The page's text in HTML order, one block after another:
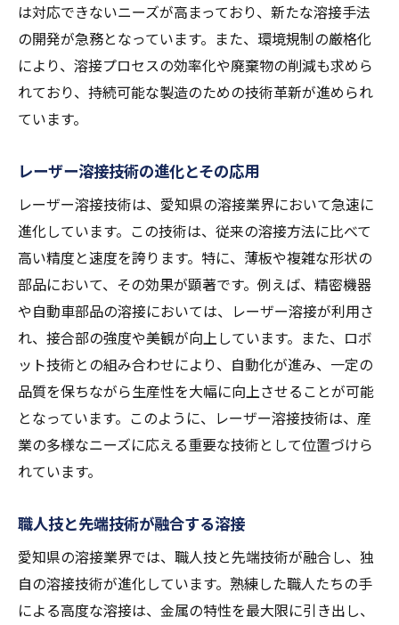
は対応できないニーズが高まっており、新たな溶接手法
の開発が急務となっています。また、環境規制の厳格化
により、溶接プロセスの効率化や廃棄物の削減も求めら
れており、持続可能な製造のための技術革新が進められ
ています。
レーザー溶接技術の進化とその応用
レーザー溶接技術は、愛知県の溶接業界において急速に
進化しています。この技術は、従来の溶接方法に比べて
高い精度と速度を誇ります。特に、薄板や複雑な形状の
部品において、その効果が顕著です。例えば、精密機器
や自動車部品の溶接においては、レーザー溶接が利用さ
れ、接合部の強度や美観が向上しています。また、ロボ
ット技術との組み合わせにより、自動化が進み、一定の
品質を保ちながら生産性を大幅に向上させることが可能
となっています。このように、レーザー溶接技術は、産
業の多様なニーズに応える重要な技術として位置づけら
れています。
職人技と先端技術が融合する溶接
愛知県の溶接業界では、職人技と先端技術が融合し、独
自の溶接技術が進化しています。熟練した職人たちの手
による高度な溶接は、金属の特性を最大限に引き出し、